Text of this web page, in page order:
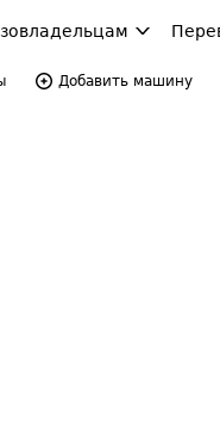
Добавить машину